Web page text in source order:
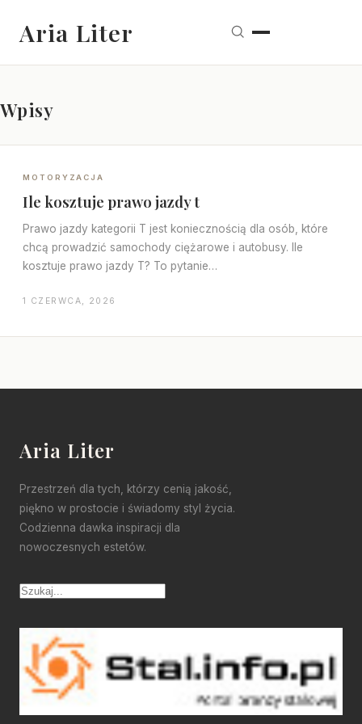
Aria Liter
Wpisy
MOTORYZACJA
Ile kosztuje prawo jazdy t
Prawo jazdy kategorii T jest koniecznością dla osób, które
chcą prowadzić samochody ciężarowe i autobusy. Ile
kosztuje prawo jazdy T? To pytanie…
1 CZERWCA, 2026
Aria Liter
Przestrzeń dla tych, którzy cenią jakość,
piękno w prostocie i świadomy styl życia.
Codzienna dawka inspiracji dla
nowoczesnych estetów.